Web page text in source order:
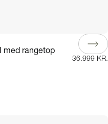
med rangetop
36.999 KR.